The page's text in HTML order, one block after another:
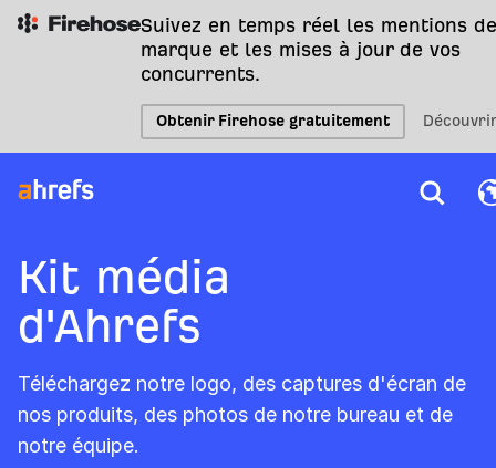
Suivez en temps réel les mentions
marque et les mises à jour de vos
concurrents.
Obtenir Firehose gratuitement
Kit média
d'Ahrefs
Téléchargez notre logo, des captures d'écran de
nos produits, des photos de notre bureau et de
notre équipe.